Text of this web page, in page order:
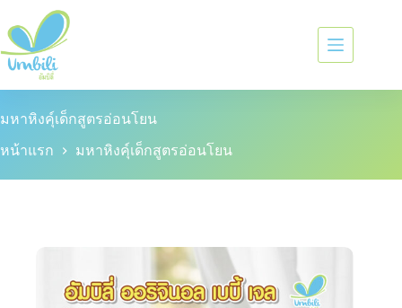
มหาหิงคุ์เด็กสูตรอ่อนโยน
หน้าแรก มหาหิงคุ์เด็กสูตรอ่อนโยน